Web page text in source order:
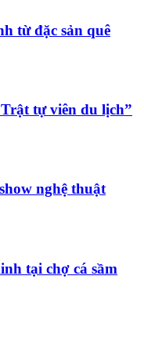
từ đặc sản quê
tự viên du lịch”
nghệ thuật
tại chợ cá sầm